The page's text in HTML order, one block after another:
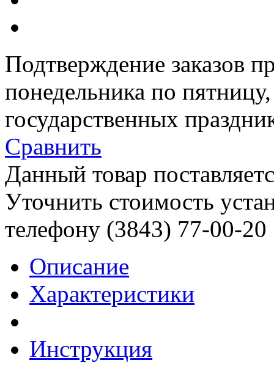
Подтверждение заказов
понедельника по
государственных
Сравнить
Данный товар
Уточнить стоимость
телефону (3843) 77-00-20
Описание
Характеристики
Инструкция